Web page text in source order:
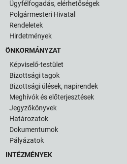
Ügyfélfogadás, elérhetőségek
Polgármesteri Hivatal
Rendeletek
Hirdetmények
ÖNKORMÁNYZAT
Képviselő-testület
Bizottsági tagok
Bizottsági ülések, napirendek
Meghívók és előterjesztések
Jegyzőkönyvek
Határozatok
Dokumentumok
Pályázatok
INTÉZMÉNYEK